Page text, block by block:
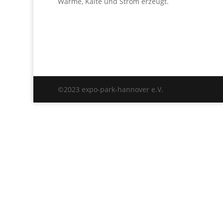
©2023 expo-park-hannover e.V.